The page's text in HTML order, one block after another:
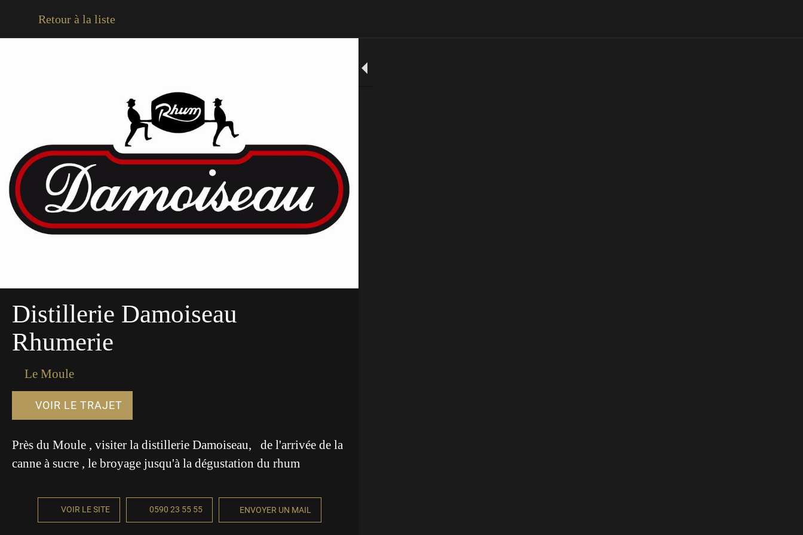
Retour à la liste
Distillerie Damoiseau
Rhumerie
Le Moule
VOIR LE TRAJET
Près du Moule , visiter la distillerie Damoiseau, de l'arrivée de la
canne à sucre , le broyage jusqu'à la dégustation du rhum
VOIR LE SITE 0590 23 55 55 ENVOYER UN MAIL